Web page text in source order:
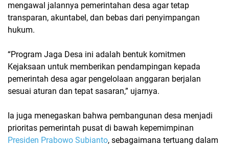
mengawal jalannya pemerintahan desa agar tetap
transparan, akuntabel, dan bebas dari penyimpangan
hukum.
“Program Jaga Desa ini adalah bentuk komitmen
Kejaksaan untuk memberikan pendampingan kepada
pemerintah desa agar pengelolaan anggaran berjalan
sesuai aturan dan tepat sasaran,” ujarnya.
Ia juga menegaskan bahwa pembangunan desa menjadi
prioritas pemerintah pusat di bawah kepemimpinan
Presiden Prabowo Subianto, sebagaimana tertuang dalam